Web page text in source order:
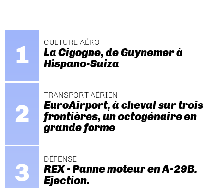
CULTURE AÉRO
La Cigogne, de Guynemer à
Hispano-Suiza
TRANSPORT AÉRIEN
EuroAirport, à cheval sur trois
frontières, un octogénaire en
grande forme
DÉFENSE
REX - Panne moteur en A-29B.
Ejection.